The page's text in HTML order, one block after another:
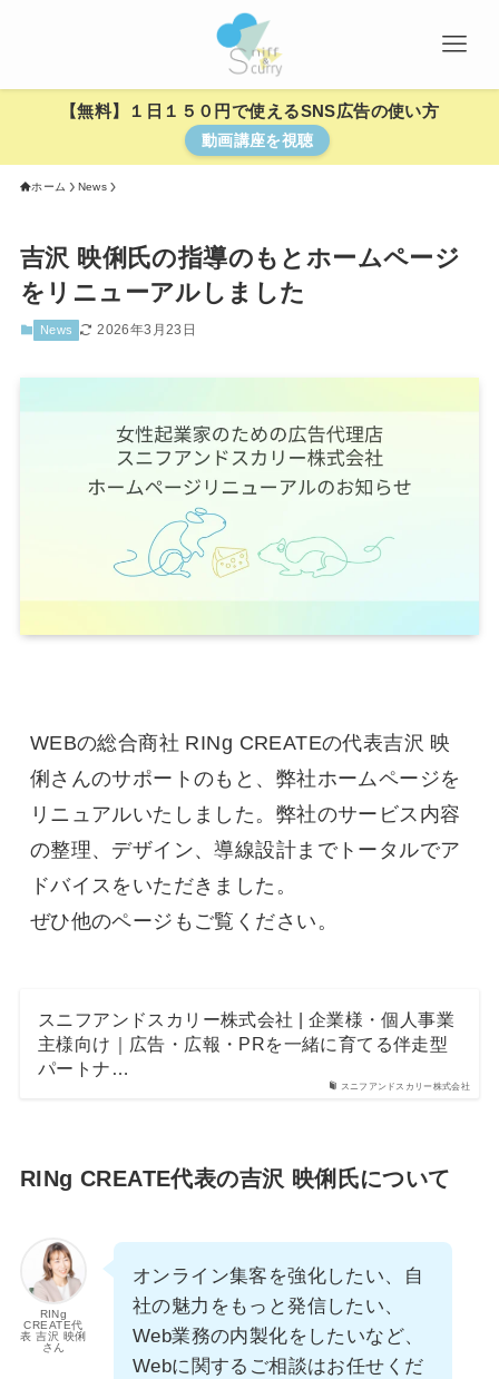
【無料】１日１５０円で使えるSNS広告の使い方
動画講座を視聴
ホーム News
吉沢 映俐氏の指導のもとホームページ
をリニューアルしました
News 2026年3月23日
WEBの総合商社 RINg CREATEの代表吉沢 映
俐さんのサポートのもと、弊社ホームページを
リニュアルいたしました。弊社のサービス内容
の整理、デザイン、導線設計までトータルでア
ドバイスをいただきました。
ぜひ他のページもご覧ください。
スニフアンドスカリー株式会社
スニフアンドスカリー株式会社 | 企業様・個人事業
主様向け｜広告・広報・PRを一緒に育てる伴走型
パートナ…
RINg CREATE代表の吉沢 映俐氏について
RINg
CREATE代
表 吉沢 映俐
さん
オンライン集客を強化したい、自
社の魅力をもっと発信したい、
Web業務の内製化をしたいなど、
Webに関するご相談はお任せくだ